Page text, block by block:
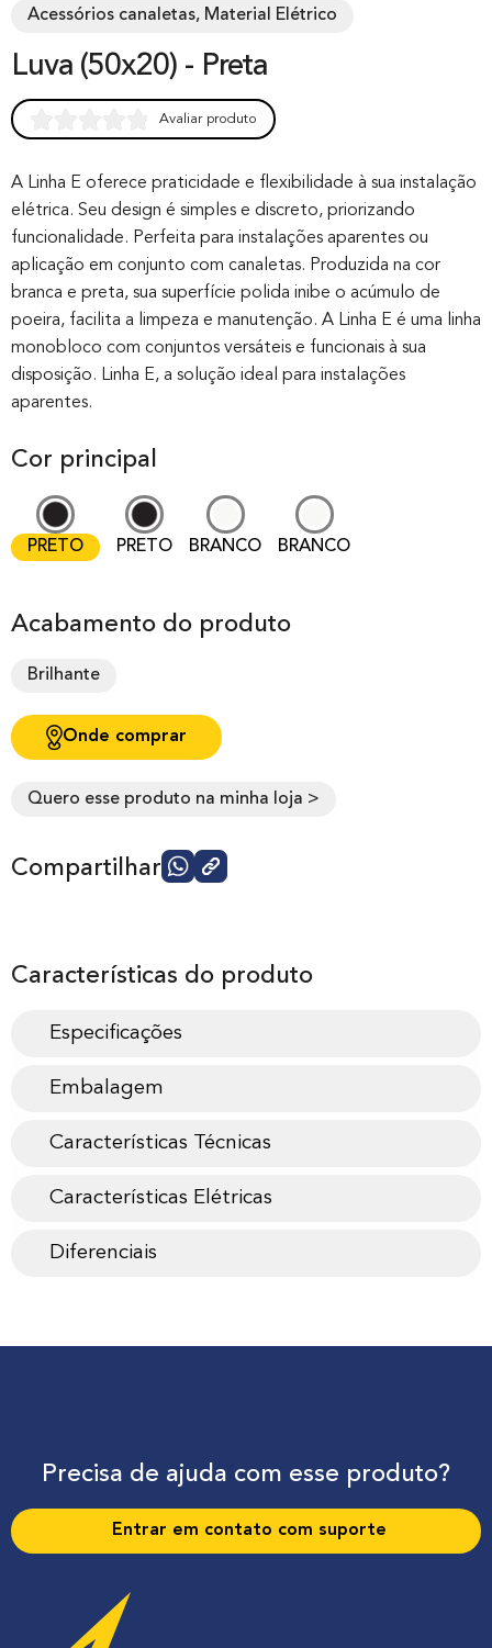
Acessórios canaletas, Material Elétrico
Luva (50x20) - Preta
out of 0
based on
customer
rating
Avaliar produto
A Linha E oferece praticidade e flexibilidade à sua instalação
elétrica. Seu design é simples e discreto, priorizando
funcionalidade. Perfeita para instalações aparentes ou
aplicação em conjunto com canaletas. Produzida na cor
branca e preta, sua superfície polida inibe o acúmulo de
poeira, facilita a limpeza e manutenção. A Linha E é uma linha
monobloco com conjuntos versáteis e funcionais à sua
disposição. Linha E, a solução ideal para instalações
aparentes.
Cor principal
PRETO PRETO BRANCO BRANCO
Acabamento do produto
Brilhante
Onde comprar
Quero esse produto na minha loja >
Compartilhar
Características do produto
Especificações
Embalagem
Características Técnicas
Características Elétricas
Diferenciais
Precisa de ajuda com esse produto?
Entrar em contato com suporte